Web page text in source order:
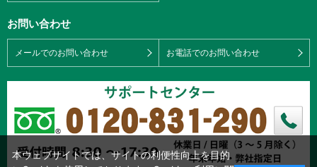
お問い合わせ
メールでのお問い合わせ お電話でのお問い合わせ
本ウェブサイトでは、サイトの利便性向上を目的